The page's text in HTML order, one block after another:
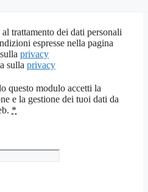
al trattamento dei dati personali
espresse nella pagina
privacy
sulla privacy
questo modulo accetti la
e la gestione dei tuoi dati da
*